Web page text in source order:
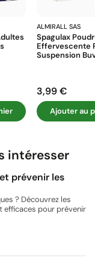
ALMIRALL SAS
Spagulax
Effervescente
Suspension
Prix
3,99 €
Ajouter au
intéresser
prévenir les
? Découvrez les
pour prévenir